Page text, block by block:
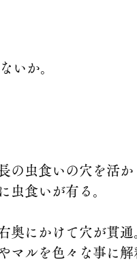
いか。
の虫食いの穴を活か
虫食いが有る。
奥にかけて穴が貫通
マルを色々な事に解